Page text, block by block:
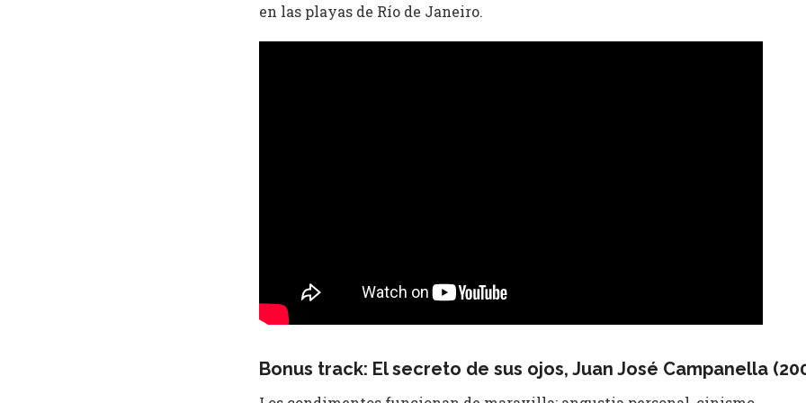
en las playas de Río de Janeiro.
Bonus track: El secreto de sus ojos​, Juan José Campanella